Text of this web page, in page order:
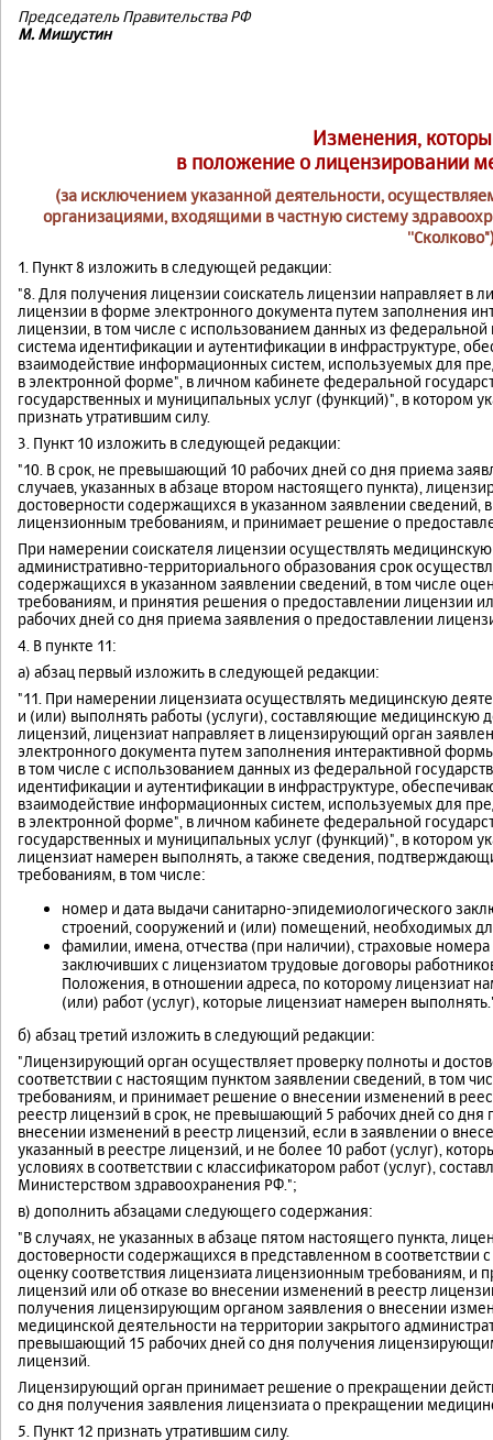
Председатель Правительства РФ
М. Мишустин
Изменения,
в положение о лицензировании
(за исключением указанной деятельности,
организациями, входящими в частную систему
1. Пункт 8 изложить в следующей редакции:
"8. Для получения лицензии соискатель лицензии направляет в
лицензии в форме электронного документа путем заполнения
лицензии, в том числе с использованием данных из
система идентификации и аутентификации в инфраструктуре,
взаимодействие информационных систем, используемых для
в электронной форме", в личном кабинете федеральной
государственных и муниципальных услуг (функций)", в котором
признать утратившим силу.
3. Пункт 10 изложить в следующей редакции:
"10. В срок, не превышающий 10 рабочих дней со дня приема
случаев, указанных в абзаце втором настоящего пункта),
достоверности содержащихся в указанном заявлении сведений,
лицензионным требованиям, и принимает решение о
При намерении соискателя лицензии осуществлять
административно-территориального образования срок
содержащихся в указанном заявлении сведений, в том числе
требованиям, и принятия решения о предоставлении лицензии
рабочих дней со дня приема заявления о предоставлении
4. В пункте 11:
а) абзац первый изложить в следующей редакции:
"11. При намерении лицензиата осуществлять медицинскую
и (или) выполнять работы (услуги), составляющие медицинскую
лицензий, лицензиат направляет в лицензирующий орган
электронного документа путем заполнения интерактивной
в том числе с использованием данных из федеральной
идентификации и аутентификации в инфраструктуре,
взаимодействие информационных систем, используемых для
в электронной форме", в личном кабинете федеральной
государственных и муниципальных услуг (функций)", в котором
лицензиат намерен выполнять, а также сведения,
требованиям, в том числе:
номер и дата выдачи санитарно-эпидемиологического
строений, сооружений и (или) помещений, необходимых
фамилии, имена, отчества (при наличии), страховые
заключивших с лицензиатом трудовые договоры
Положения, в отношении адреса, по которому лицензиат
(или) работ (услуг), которые лицензиат намерен
б) абзац третий изложить в следующий редакции:
"Лицензирующий орган осуществляет проверку полноты и
соответствии с настоящим пунктом заявлении сведений, в том
требованиям, и принимает решение о внесении изменений в
реестр лицензий в срок, не превышающий 5 рабочих дней со
внесении изменений в реестр лицензий, если в заявлении о
указанный в реестре лицензий, и не более 10 работ (услуг),
условиях в соответствии с классификатором работ (услуг),
Министерством здравоохранения РФ.";
в) дополнить абзацами следующего содержания:
"В случаях, не указанных в абзаце пятом настоящего пункта,
достоверности содержащихся в представленном в
оценку соответствия лицензиата лицензионным требованиям,
лицензий или об отказе во внесении изменений в реестр
получения лицензирующим органом заявления о внесении
медицинской деятельности на территории закрытого
превышающий 15 рабочих дней со дня получения
лицензий.
Лицензирующий орган принимает решение о прекращении
со дня получения заявления лицензиата о прекращении
5. Пункт 12 признать утратившим силу.